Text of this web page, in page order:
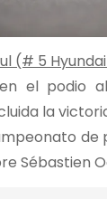
(# 5
el podio
la
de
Sébastien